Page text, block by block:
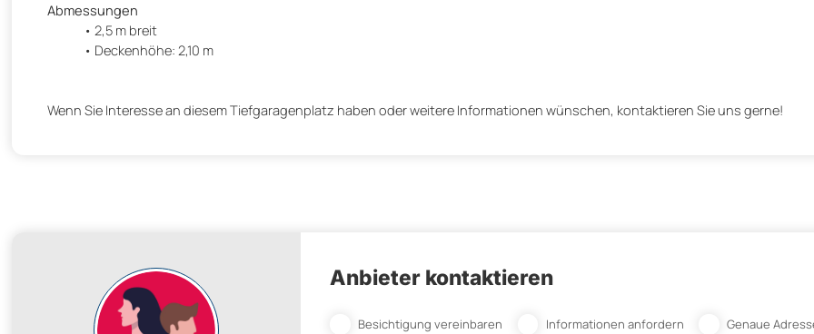
Abmessungen
2,5 m breit
Deckenhöhe: 2,10 m
Wenn Sie Interesse an diesem Tiefgaragenplatz haben oder weitere Informationen wünschen, kontaktieren Sie uns gerne!
Anbieter kontaktieren
Besichtigung vereinbaren Informationen anfordern Genaue